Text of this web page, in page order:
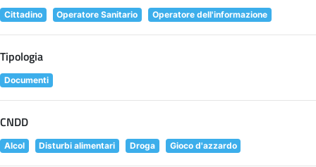
Cittadino Operatore Sanitario Operatore dell'informazione
Tipologia
Documenti
CNDD
Alcol Disturbi alimentari Droga Gioco d'azzardo